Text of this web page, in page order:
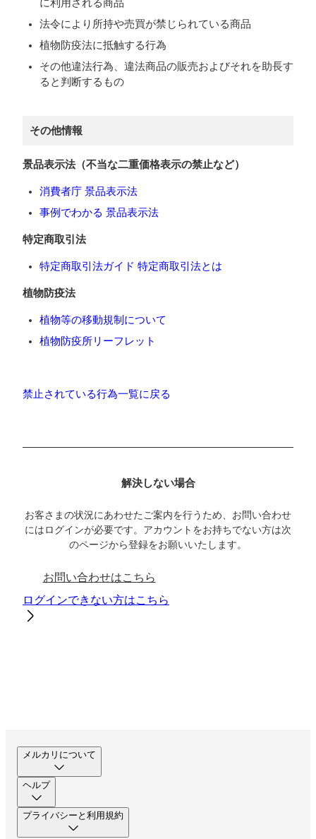
に利用される商品
法令により所持や売買が禁じられている商品
植物防疫法に抵触する行為
その他違法行為、違法商品の販売およびそれを助長す
ると判断するもの
その他情報
景品表示法（不当な二重価格表示の禁止など）
消費者庁 景品表示法
事例でわかる 景品表示法
特定商取引法
特定商取引法ガイド 特定商取引法とは
植物防疫法
植物等の移動規制について
植物防疫所リーフレット
禁止されている行為一覧に戻る
解決しない場合
お客さまの状況にあわせたご案内を行うため、お問い合わせ
にはログインが必要です。アカウントをお持ちでない方は次
のページから登録をお願いいたします。
お問い合わせはこちら
ログインできない方はこちら
メルカリについて
ヘルプ
プライバシーと利用規約